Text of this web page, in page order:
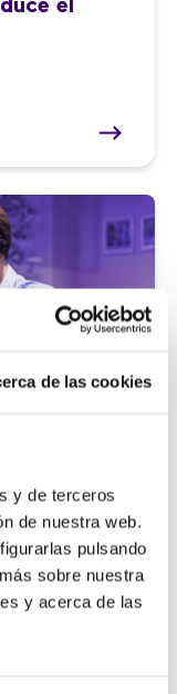
de las cookies
y de terceros
de nuestra web.
pulsando
sobre nuestra
y acerca de las
el
medir